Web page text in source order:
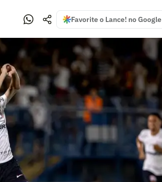
Favorite o Lance! no Google